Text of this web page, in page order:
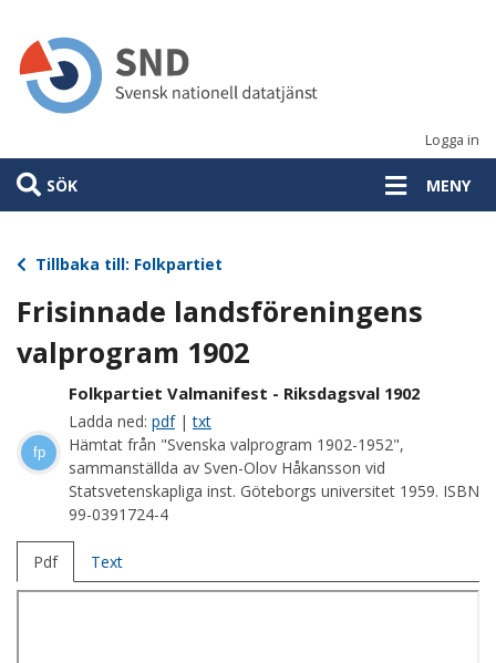
huvudinnehåll
Logga in
SÖK MENY
Tillbaka till: Folkpartiet
Frisinnade landsföreningens
valprogram 1902
fp
Folkpartiet Valmanifest - Riksdagsval 1902
Ladda ned: pdf|txt
Hämtat från "Svenska valprogram 1902-1952",
sammanställda av Sven-Olov Håkansson vid
Statsvetenskapliga inst. Göteborgs universitet 1959. ISBN
99-0391724-4
Pdf Text